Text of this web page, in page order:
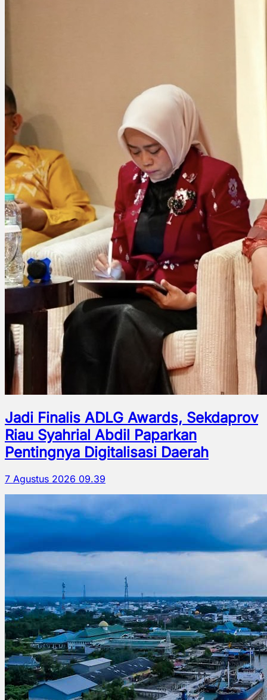
Jadi Finalis ADLG Awards, Sekdaprov
Riau Syahrial Abdil Paparkan
Pentingnya Digitalisasi Daerah
7 Agustus 2026 09.39